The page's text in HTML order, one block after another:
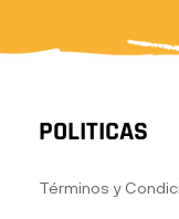
POLITICAS
Términos y